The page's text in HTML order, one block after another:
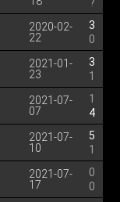
2020-02-
22
3
0
2021-01-
23
3
1
2021-07-
07
1
4
2021-07-
10
5
1
2021-07-
17
0
0